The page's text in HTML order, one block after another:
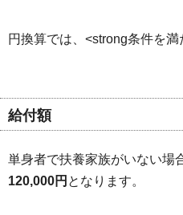
円換算では、<strong条件を満
給付額
単身者で扶養家族がいない場
120,000円 となります。